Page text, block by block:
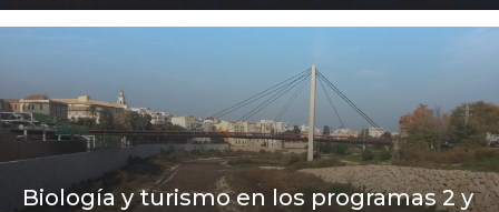
Biología y turismo en los programas 2 y